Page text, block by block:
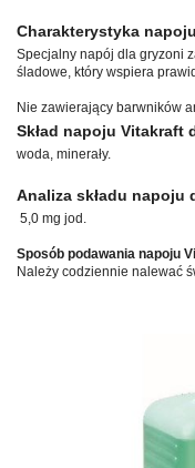
Charakterystyka
Specjalny napój dla gryzoni
śladowe, który wspiera
Nie zawierający barwników
Skład napoju Vitakraft
woda, minerały.
Analiza składu napoju
5,0 mg jod.
Sposób podawania napoju
Należy codziennie nalewać